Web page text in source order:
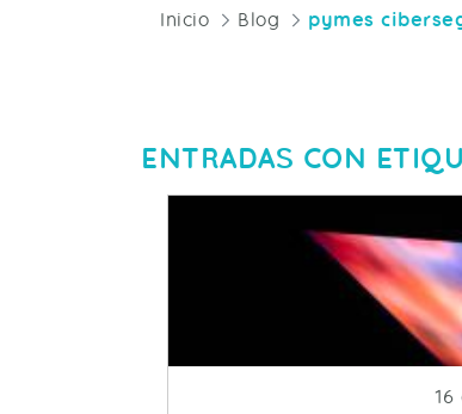
Inicio Blog pymes
ENTRADAS CON